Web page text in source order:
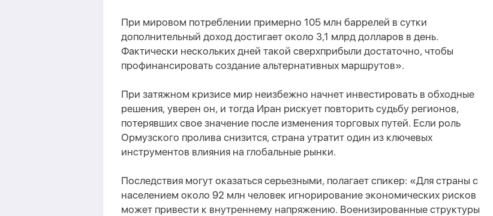
При мировом потреблении примерно 105 млн баррелей в сутки
дополнительный доход достигает около 3,1 млрд долларов в день.
Фактически нескольких дней такой сверхприбыли достаточно, чтобы
профинансировать создание альтернативных маршрутов».
При затяжном кризисе мир неизбежно начнет инвестировать в обходные
решения, уверен он, и тогда Иран рискует повторить судьбу регионов,
потерявших свое значение после изменения торговых путей. Если роль
Ормузского пролива снизится, страна утратит один из ключевых
инструментов влияния на глобальные рынки.
Последствия могут оказаться серьезными, полагает спикер: «Для страны с
населением около 92 млн человек игнорирование экономических рисков
может привести к внутреннему напряжению. Военизированные структуры